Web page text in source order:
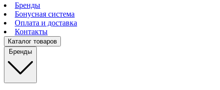
Бренды
Бонусная система
Оплата и доставка
Контакты
Каталог товаров
Бренды